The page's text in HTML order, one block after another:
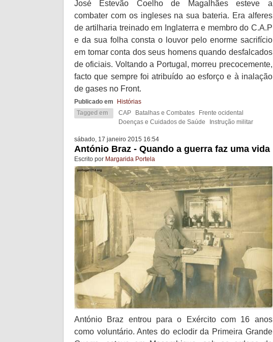
José Estevão Coelho de Magalhães esteve a
combater com os ingleses na sua bateria. Era alferes
de artilharia treinado em Inglaterra e membro do C.A.P
e da sua folha consta o louvor pelo enorme sacrifício
em tomar conta dos seus homens quando desfalcados
de oficiais. Voltando a Portugal, morreu precocemente,
facto que sempre foi atribuído ao esforço e à inalação
de gases no Front.
Publicado em
Histórias
Tagged em
CAP Batalhas e Combates
Frente ocidental
Doenças e Cuidados de Saúde
Instrução militar
sábado, 17 janeiro 2015 16:54
António Braz - Quando a guerra faz uma vida
Escrito por Margarida Portela
António Braz entrou para o Exército com 16 anos
como voluntário. Antes do eclodir da Primeira Grande